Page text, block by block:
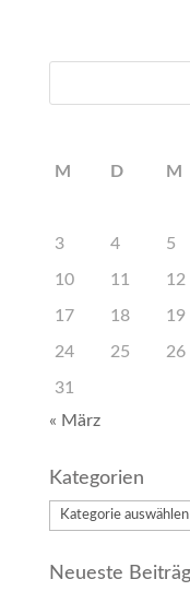
M D M
3 4 5
10 11 12
17 18 19
24 25 26
31
« März
Kategorien
Kategorien
Neueste